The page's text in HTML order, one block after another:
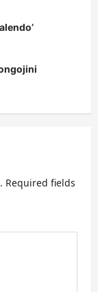
Required fields